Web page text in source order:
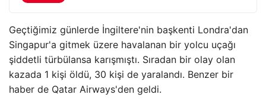
Geçtiğimiz günlerde İngiltere'nin başkenti Londra'dan
Singapur'a gitmek üzere havalanan bir yolcu uçağı
şiddetli türbülansa karışmıştı. Sıradan bir olay olan
kazada 1 kişi öldü, 30 kişi de yaralandı. Benzer bir
haber de Qatar Airways'den geldi.